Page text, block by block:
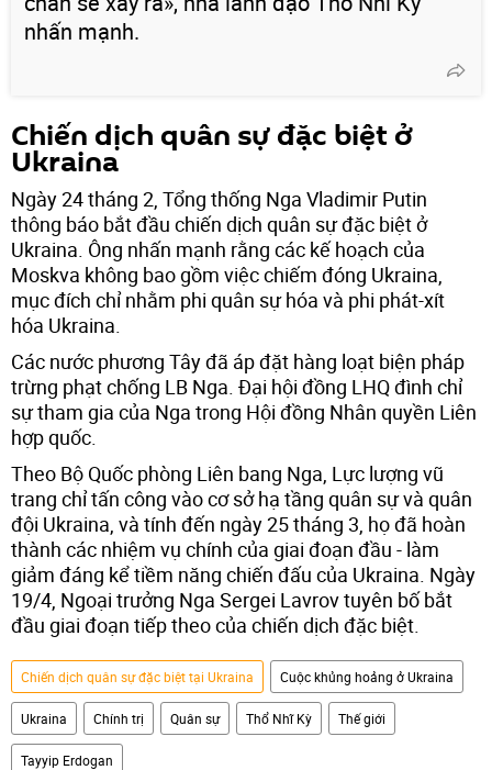
nhấn mạnh.
Chiến dịch quân sự đặc biệt ở
Ukraina
Ngày 24 tháng 2, Tổng thống Nga Vladimir Putin
thông báo bắt đầu chiến dịch quân sự đặc biệt ở
Ukraina. Ông nhấn mạnh rằng các kế hoạch của
Moskva không bao gồm việc chiếm đóng Ukraina,
mục đích chỉ nhằm phi quân sự hóa và phi phát-xít
hóa Ukraina.
Các nước phương Tây đã áp đặt hàng loạt biện pháp
trừng phạt chống LB Nga. Đại hội đồng LHQ đình chỉ
sự tham gia của Nga trong Hội đồng Nhân quyền Liên
hợp quốc.
Theo Bộ Quốc phòng Liên bang Nga, Lực lượng vũ
trang chỉ tấn công vào cơ sở hạ tầng quân sự và quân
đội Ukraina, và tính đến ngày 25 tháng 3, họ đã hoàn
thành các nhiệm vụ chính của giai đoạn đầu - làm
giảm đáng kể tiềm năng chiến đấu của Ukraina. Ngày
19/4, Ngoại trưởng Nga Sergei Lavrov tuyên bố bắt
đầu giai đoạn tiếp theo của chiến dịch đặc biệt.
Chiến dịch quân sự đặc biệt tại Ukraina Cuộc khủng hoảng ở Ukraina
Ukraina Chính trị Quân sự Thổ Nhĩ Kỳ Thế giới
Tayyip Erdogan